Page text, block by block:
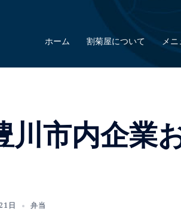
ホーム 割菊屋について メニ
川市内企業
日 弁当